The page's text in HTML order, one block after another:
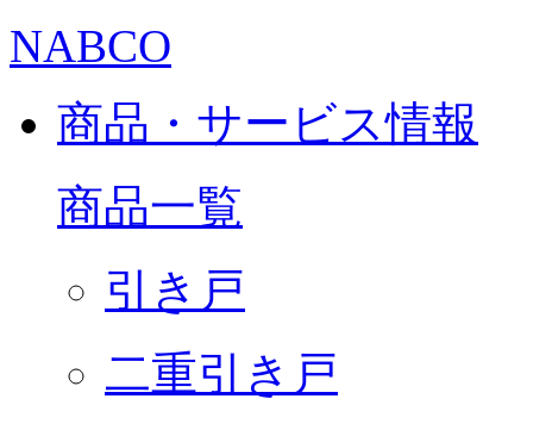
NABCO
商品・サービス情報
商品一覧
引き戸
二重引き戸